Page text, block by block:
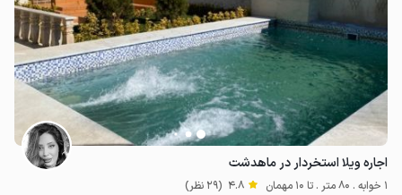
اجاره ویلا استخردار در ماهدشت
1 خوابه . 80 متر . تا 10 مهمان 4.8 (29 نظر)